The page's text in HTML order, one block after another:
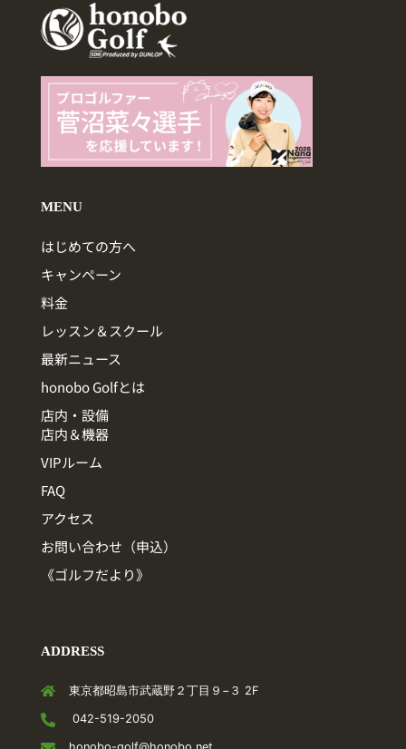
MENU
はじめての方へ
キャンペーン
料金
レッスン＆スクール
最新ニュース
honobo Golfとは
店内・設備
店内＆機器
VIPルーム
FAQ
アクセス
お問い合わせ（申込）
《ゴルフだより》
ADDRESS
東京都昭島市武蔵野２丁目９−３ 2F
042-519-2050